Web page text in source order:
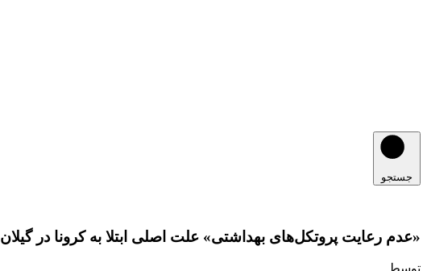
جستجو
«عدم رعایت پروتکل‌های بهداشتی» علت اصلی ابتلا به کرونا در گیلان